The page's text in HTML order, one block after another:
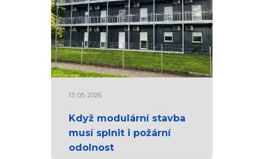
13. 05. 2026
Když modulární stavba
musí splnit i požární
odolnost